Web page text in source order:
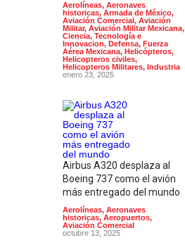
Aerolíneas, Aeronaves
historicas, Armada de México,
Aviación Comercial , Aviación
Militar, Aviación Militar Mexicana,
Ciencia, Tecnología e
Innovacion, Defensa, Fuerza
Aérea Mexicana, Helicópteros,
Helicopteros civiles,
Helicopteros Militares, Industria
enero 23, 2025
Airbus A320 desplaza al
Boeing 737 como el avión
más entregado del mundo
Aerolíneas, Aeronaves
historicas, Aeropuertos,
Aviación Comercial
octubre 13, 2025